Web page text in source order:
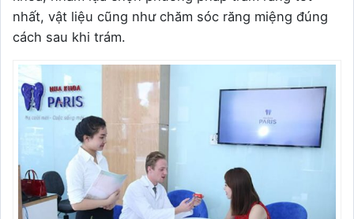
nhất, vật liệu cũng như chăm sóc răng miệng đúng
cách sau khi trám.